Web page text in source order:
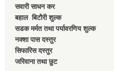
सवारी साधन कर
बहाल बिटाैरी शुल्क
सडक मर्मत तथा पर्यावरणिय शुल्क
नक्शा पास दस्तुर
सिफारिस दस्तुर
जरिवाना तथा छुट